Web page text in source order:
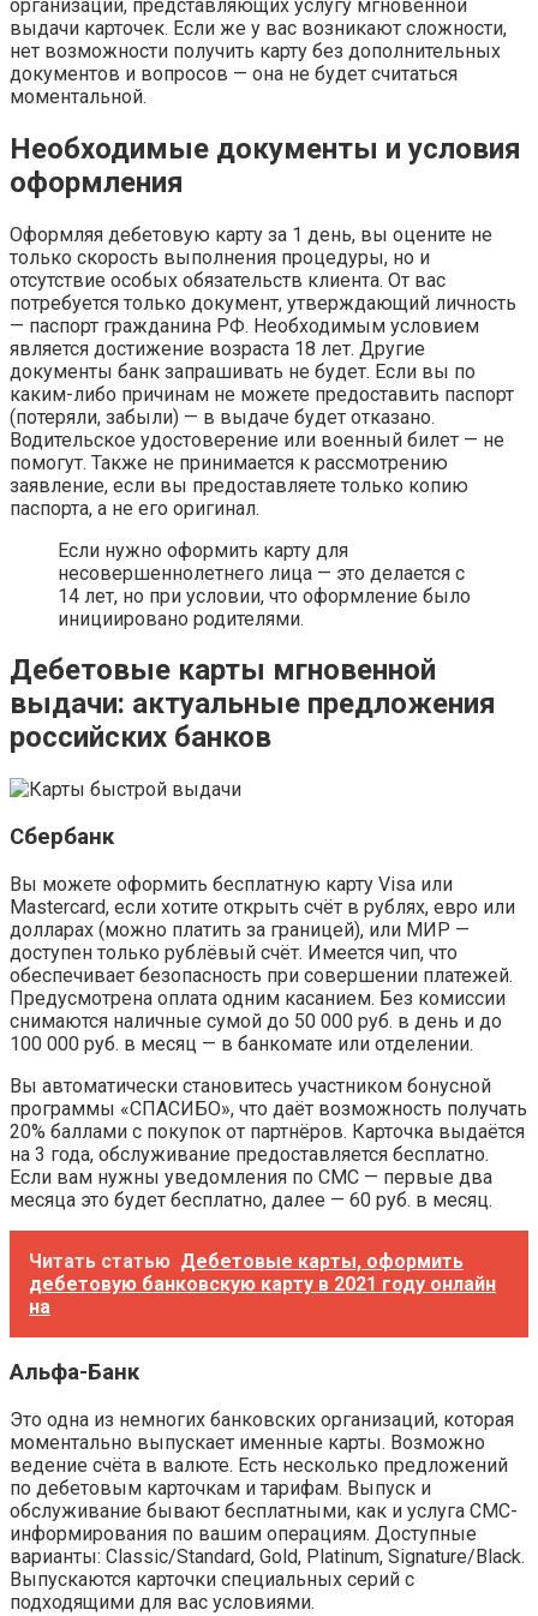
организаций, представляющих услугу мгновенной
выдачи карточек. Если же у вас возникают сложности,
нет возможности получить карту без дополнительных
документов и вопросов — она не будет считаться
моментальной.
Необходимые документы и условия
оформления
Оформляя дебетовую карту за 1 день, вы оцените не
только скорость выполнения процедуры, но и
отсутствие особых обязательств клиента. От вас
потребуется только документ, утверждающий личность
— паспорт гражданина РФ. Необходимым условием
является достижение возраста 18 лет. Другие
документы банк запрашивать не будет. Если вы по
каким-либо причинам не можете предоставить паспорт
(потеряли, забыли) — в выдаче будет отказано.
Водительское удостоверение или военный билет — не
помогут. Также не принимается к рассмотрению
заявление, если вы предоставляете только копию
паспорта, а не его оригинал.
Если нужно оформить карту для
несовершеннолетнего лица — это делается с
14 лет, но при условии, что оформление было
инициировано родителями.
Дебетовые карты мгновенной
выдачи: актуальные предложения
российских банков
Сбербанк
Вы можете оформить бесплатную карту Visa или
Mastercard, если хотите открыть счёт в рублях, евро или
долларах (можно платить за границей), или МИР —
доступен только рублёвый счёт. Имеется чип, что
обеспечивает безопасность при совершении платежей.
Предусмотрена оплата одним касанием. Без комиссии
снимаются наличные сумой до 50 000 руб. в день и до
100 000 руб. в месяц — в банкомате или отделении.
Вы автоматически становитесь участником бонусной
программы «СПАСИБО», что даёт возможность получать
20% баллами с покупок от партнёров. Карточка выдаётся
на 3 года, обслуживание предоставляется бесплатно.
Если вам нужны уведомления по СМС — первые два
месяца это будет бесплатно, далее — 60 руб. в месяц.
Читать статью Дебетовые карты, оформить
дебетовую банковскую карту в 2021 году онлайн
на
Альфа-Банк
Это одна из немногих банковских организаций, которая
моментально выпускает именные карты. Возможно
ведение счёта в валюте. Есть несколько предложений
по дебетовым карточкам и тарифам. Выпуск и
обслуживание бывают бесплатными, как и услуга СМС-
информирования по вашим операциям. Доступные
варианты: Classic/Standard, Gold, Platinum, Signature/Black.
Выпускаются карточки специальных серий с
подходящими для вас условиями.